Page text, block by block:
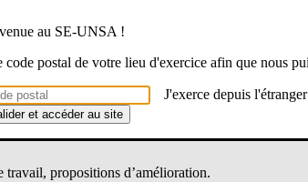
(décret n°82-453 du 28 mai 1982)
à la sécurité ou à la santé des personnes, ou
travail, propositions d’amélioration.
au SE-UNSA !
code postal de votre lieu d'exercice afin que nous
J'exerce depuis l'étranger
et accéder au site